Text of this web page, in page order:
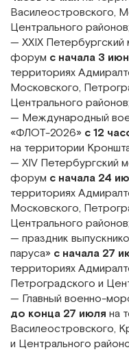
Василеостровского,
Центрального районов;
— XXIX
форум с начала 3
территориях
Московского,
Центрального районов;
— Международный
«ФЛОТ-2026» с 12
на территории
— XIV Петербургский
форум с начала 24
территориях
Московского,
Центрального районов;
— праздник
паруса» с начала 27
территориях
Петроградского и
— Главный военно-
до конца 27 июля на
Василеостровского,
и Центрального